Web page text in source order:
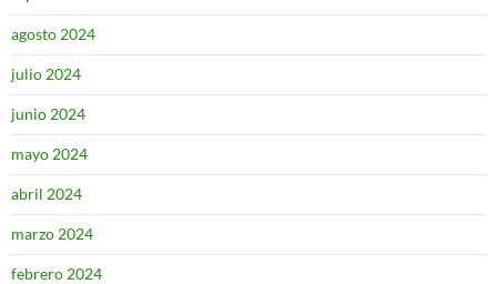
agosto 2024
julio 2024
junio 2024
mayo 2024
abril 2024
marzo 2024
febrero 2024